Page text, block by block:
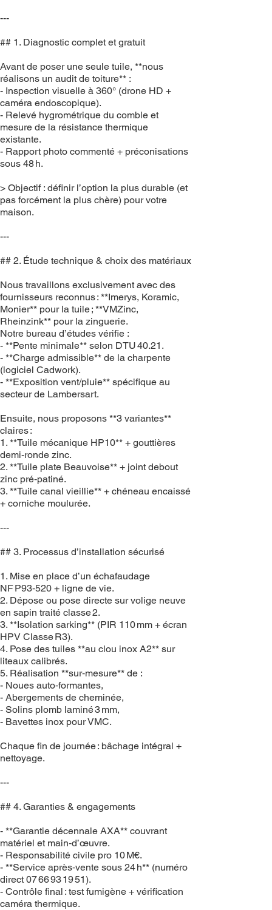
---
## 1. Diagnostic complet et gratuit
Avant de poser une seule tuile, **nous
réalisons un audit de toiture** :
- Inspection visuelle à 360° (drone HD +
caméra endoscopique).
- Relevé hygrométrique du comble et
mesure de la résistance thermique
existante.
- Rapport photo commenté + préconisations
sous 48 h.
> Objectif : définir l’option la plus durable (et
pas forcément la plus chère) pour votre
maison.
---
## 2. Étude technique & choix des matériaux
Nous travaillons exclusivement avec des
fournisseurs reconnus : **Imerys, Koramic,
Monier** pour la tuile ; **VMZinc,
Rheinzink** pour la zinguerie.
Notre bureau d’études vérifie :
- **Pente minimale** selon DTU 40.21.
- **Charge admissible** de la charpente
(logiciel Cadwork).
- **Exposition vent/pluie** spécifique au
secteur de Lambersart.
Ensuite, nous proposons **3 variantes**
claires :
1. **Tuile mécanique HP10** + gouttières
demi‑ronde zinc.
2. **Tuile plate Beauvoise** + joint debout
zinc pré‑patiné.
3. **Tuile canal vieillie** + chéneau encaissé
+ corniche moulurée.
---
## 3. Processus d’installation sécurisé
1. Mise en place d’un échafaudage
NF P93‑520 + ligne de vie.
2. Dépose ou pose directe sur volige neuve
en sapin traité classe 2.
3. **Isolation sarking** (PIR 110 mm + écran
HPV Classe R3).
4. Pose des tuiles **au clou inox A2** sur
liteaux calibrés.
5. Réalisation **sur‑mesure** de :
- Noues auto‑formantes,
- Abergements de cheminée,
- Solins plomb laminé 3 mm,
- Bavettes inox pour VMC.
Chaque fin de journée : bâchage intégral +
nettoyage.
---
## 4. Garanties & engagements
- **Garantie décennale AXA** couvrant
matériel et main‑d’œuvre.
- Responsabilité civile pro 10 M€.
- **Service après‑vente sous 24 h** (numéro
direct 07 66 93 19 51).
- Contrôle final : test fumigène + vérification
caméra thermique.